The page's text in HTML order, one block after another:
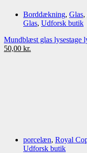
Borddækning, Glas,
Glas, Udforsk butik
Mundblæst glas lysestage
Den
50,00 kr.
porcelæn, Royal
Udforsk butik